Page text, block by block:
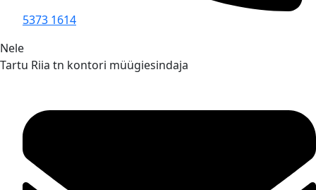
5373 1614
Nele
Tartu Riia tn kontori müügiesindaja